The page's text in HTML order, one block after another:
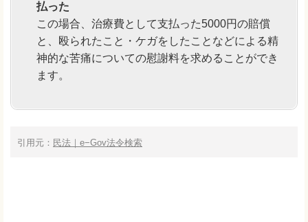
払った
この場合、治療費として支払った5000円の賠償
と、殴られたこと・ケガをしたことなどによる精
神的な苦痛についての慰謝料を求めることができ
ます。
引用元： 民法｜e−Gov法令検索